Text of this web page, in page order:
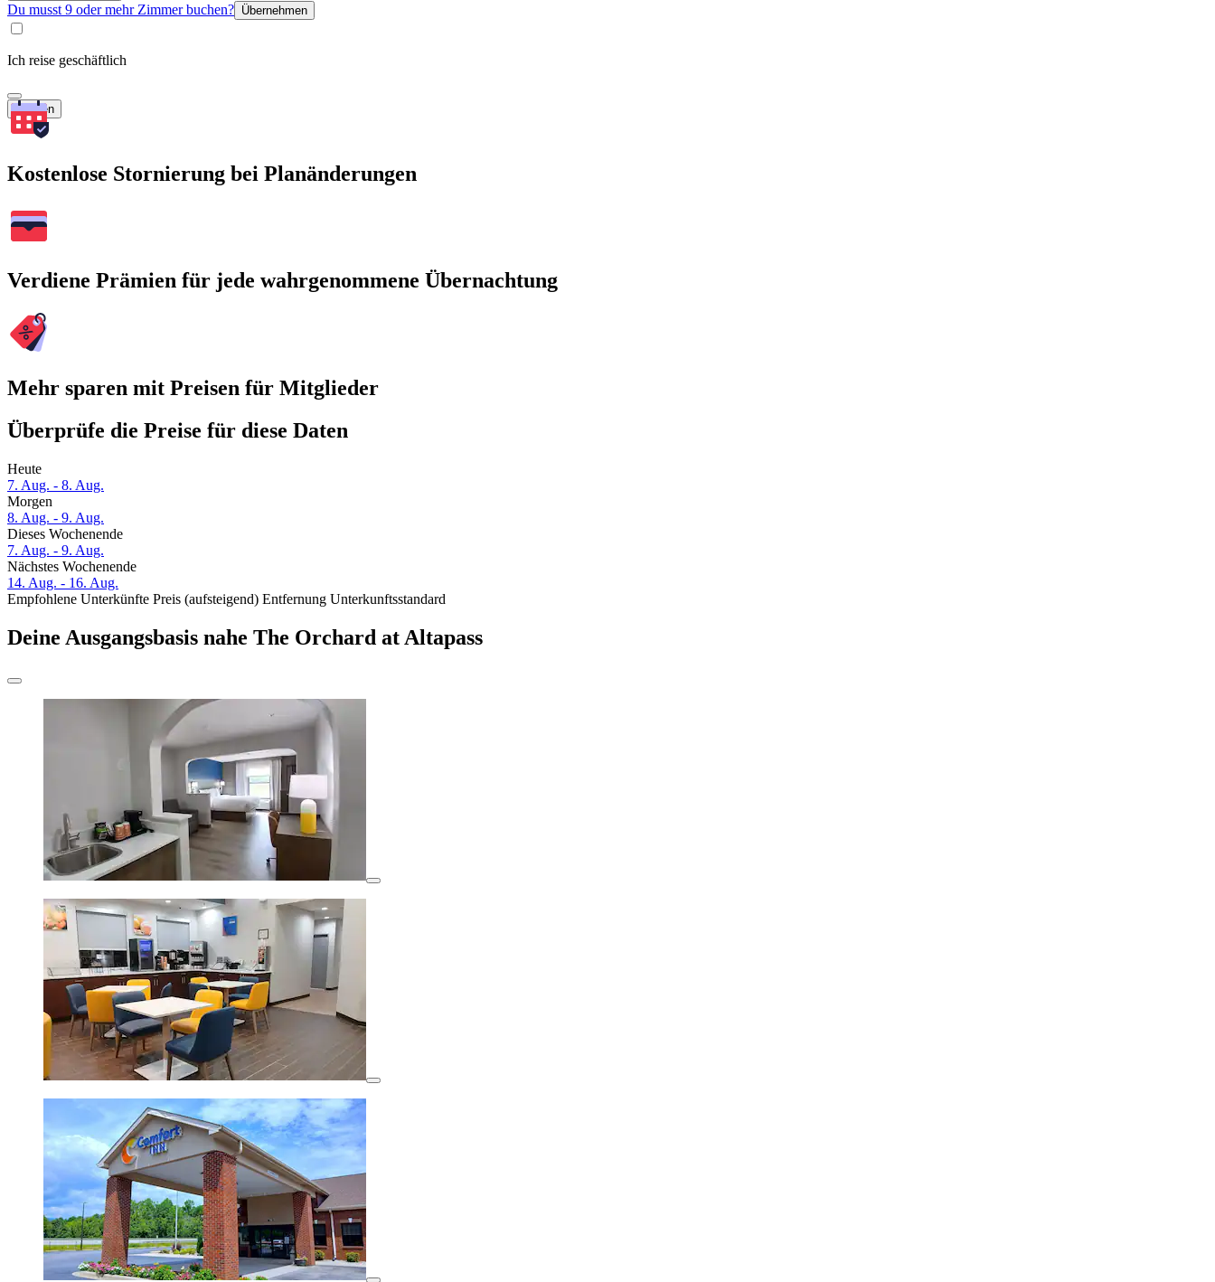
Du musst 9 oder mehr Zimmer buchen? Übernehmen
Ich reise geschäftlich
Suchen
Kostenlose Stornierung bei Planänderungen
Verdiene Prämien für jede wahrgenommene Übernachtung
Mehr sparen mit Preisen für Mitglieder
Überprüfe die Preise für diese Daten
Heute
7. Aug. - 8. Aug.
Morgen
8. Aug. - 9. Aug.
Dieses Wochenende
7. Aug. - 9. Aug.
Nächstes Wochenende
14. Aug. - 16. Aug.
Empfohlene Unterkünfte Preis (aufsteigend) Entfernung Unterkunftsstandard
Deine Ausgangsbasis nahe The Orchard at Altapass